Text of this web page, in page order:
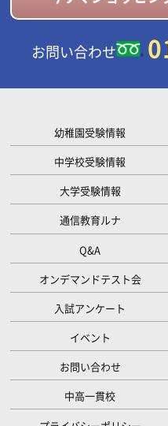
お問い合わせ
幼稚園受験情報
中学校受験情報
大学受験情報
通信教育ルナ
Q&A
オンデマンドテスト会
入試アンケート
イベント
お問い合わせ
中高一貫校